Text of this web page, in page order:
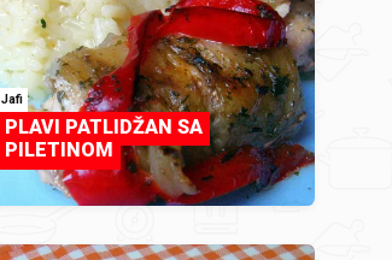
Jafi
PLAVI PATLIDŽAN SA
PILETINOM